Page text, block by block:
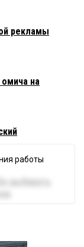
рекламы
на
выбирать
работы